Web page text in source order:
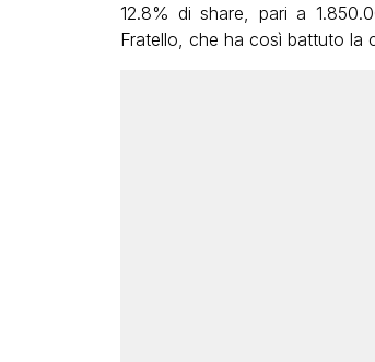
12.8% di share, pari a
Fratello, che ha così battuto la